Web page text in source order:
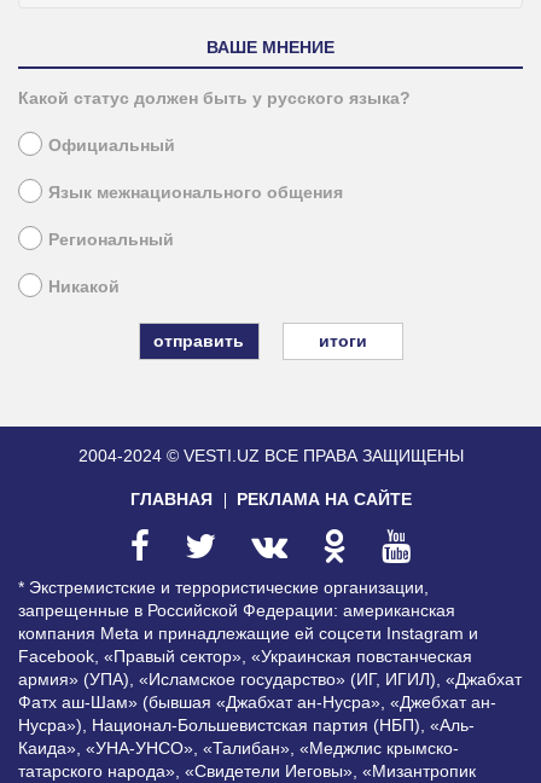
ВАШЕ МНЕНИЕ
Какой статус должен быть у русского языка?
Официальный
Язык межнационального общения
Региональный
Никакой
итоги
2004-2024 © VESTI.UZ ВСЕ ПРАВА ЗАЩИЩЕНЫ
ГЛАВНАЯ РЕКЛАМА НА САЙТЕ
* Экстремистские и террористические организации,
запрещенные в Российской Федерации: американская
компания Meta и принадлежащие ей соцсети Instagram и
Facebook, «Правый сектор», «Украинская повстанческая
армия» (УПА), «Исламское государство» (ИГ, ИГИЛ), «Джабхат
Фатх аш-Шам» (бывшая «Джабхат ан-Нусра», «Джебхат ан-
Нусра»), Национал-Большевистская партия (НБП), «Аль-
Каида», «УНА-УНСО», «Талибан», «Меджлис крымско-
татарского народа», «Свидетели Иеговы», «Мизантропик